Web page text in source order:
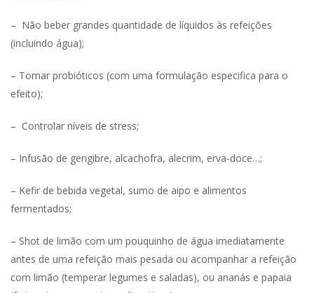
– Não beber grandes quantidade de líquidos às refeições
(incluindo água);
– Tomar probióticos (com uma formulação especifica para o
efeito);
– Controlar níveis de stress;
– Infusão de gengibre, alcachofra, alecrim, erva-doce…;
– Kefir de bebida vegetal, sumo de aipo e alimentos
fermentados;
– Shot de limão com um pouquinho de água imediatamente
antes de uma refeição mais pesada ou acompanhar a refeição
com limão (temperar legumes e saladas), ou ananás e papaia